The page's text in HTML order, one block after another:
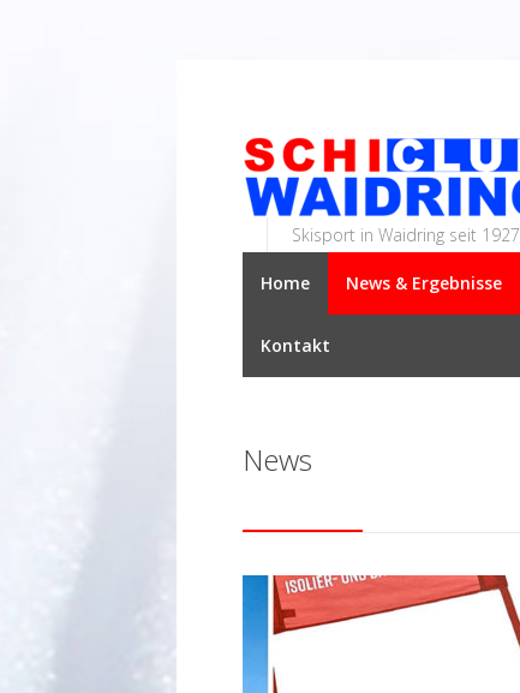
Skisport in Waidring seit 1927
Home News & Ergebnisse
Kontakt
News